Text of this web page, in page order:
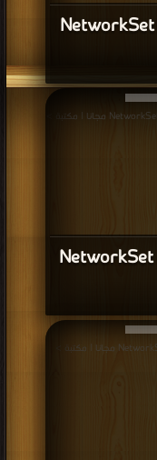
كتاب العدد الثامن من مجلة NetworkSet
كتاب العدد التاسع من مجلة NetworkSet